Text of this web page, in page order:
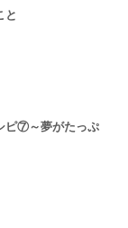
と
ピ⑦～夢がたっぷ